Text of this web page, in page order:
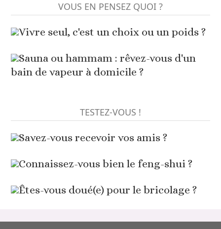
VOUS EN PENSEZ QUOI ?
Vivre seul, c'est un choix ou un poids ?
Sauna ou hammam : rêvez-vous d'un
bain de vapeur à domicile ?
TESTEZ-VOUS !
Savez-vous recevoir vos amis ?
Connaissez-vous bien le feng-shui ?
Êtes-vous doué(e) pour le bricolage ?